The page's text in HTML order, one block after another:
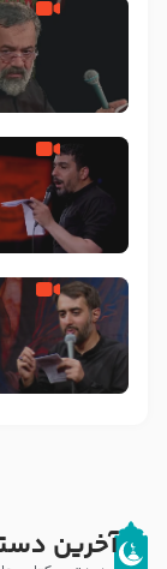
آخرین